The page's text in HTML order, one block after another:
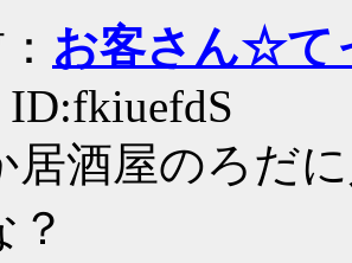
お客さん☆て
ID:fkiuefdS
居酒屋のろだ
？